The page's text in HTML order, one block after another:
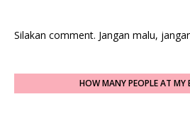
Silakan comment. Jangan malu,
HOW MANY PEOPLE AT MY